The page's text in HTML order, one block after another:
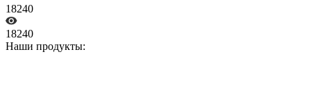
18240
18240
Наши продукты: